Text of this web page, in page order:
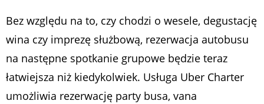
Bez względu na to, czy chodzi o wesele, degustację
wina czy imprezę służbową, rezerwacja autobusu
na następne spotkanie grupowe będzie teraz
łatwiejsza niż kiedykolwiek. Usługa Uber Charter
umożliwia rezerwację party busa, vana